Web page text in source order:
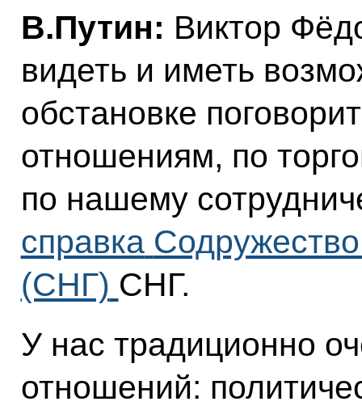
В.Путин: Виктор
видеть и иметь
обстановке
отношениям, по
по нашему
справка
(СНГ) СНГ.
У нас традиционно
отношений: